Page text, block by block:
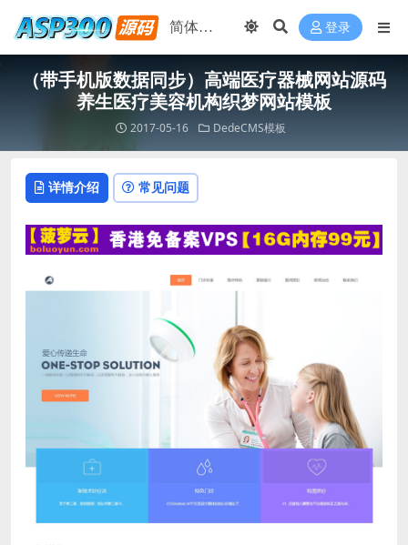
登录
（带手机版数据同步）高端医疗器械网站源码
养生医疗美容机构织梦网站模板
2017-05-16 DedeCMS模板
详情介绍 常见问题